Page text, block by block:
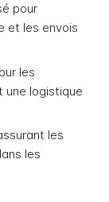
pour
et les envois
les
une logistique
les
les